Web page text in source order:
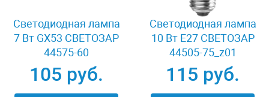
Светодиодная лампа
7 Вт GX53 СВЕТОЗАР
44575-60
105 руб.
Светодиодная лампа
10 Вт E27 СВЕТОЗАР
44505-75_z01
115 руб.